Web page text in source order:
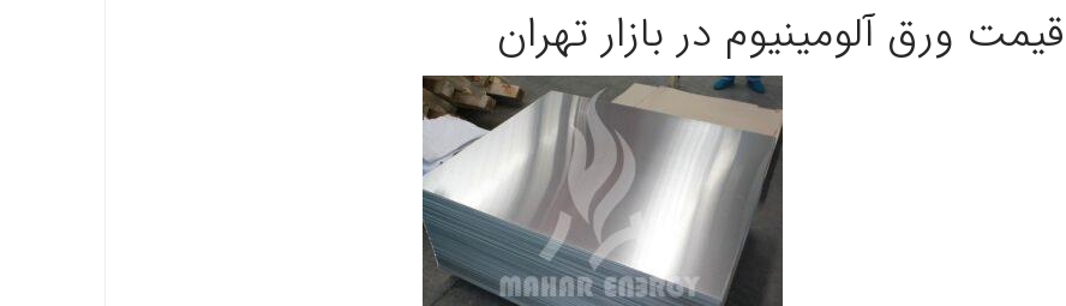
قیمت ورق آلومینیوم در بازار تهران